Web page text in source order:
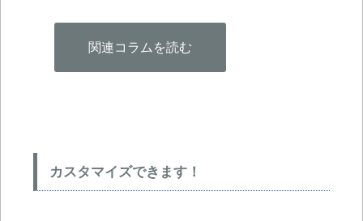
関連コラムを読む
カスタマイズできます！